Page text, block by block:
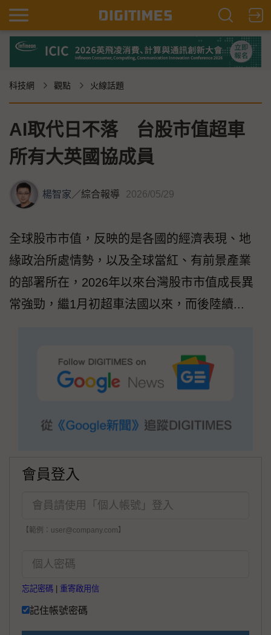
科技網 觀點 火線話題
AI取代日不落 台股市值超車
所有大英國協成員
楊智家／綜合報導 2026/05/29
全球股市市值，反映的是各國的經濟表現、地
緣政治所處情勢，以及全球當紅、有前景產業
的部署所在，2026年以來台灣股市市值成長異
常強勁，繼1月初超車法國以來，而後陸續...
會員登入
【範例：user@company.com】
忘記密碼 重寄啟用信
記住帳號密碼